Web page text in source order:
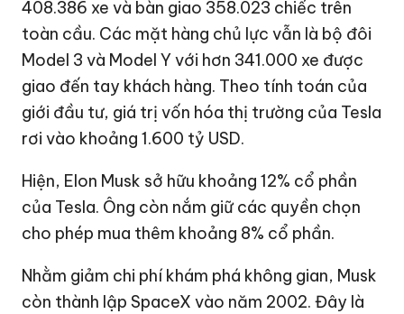
408.386 xe và bàn giao 358.023 chiếc trên
toàn cầu. Các mặt hàng chủ lực vẫn là bộ đôi
Model 3 và Model Y với hơn 341.000 xe được
giao đến tay khách hàng. Theo tính toán của
giới đầu tư, giá trị vốn hóa thị trường của Tesla
rơi vào khoảng1.600 tỷ USD.
Hiện, Elon Musk sở hữu khoảng 12% cổ phần
của Tesla. Ông còn nắm giữ các quyền chọn
cho phép mua thêm khoảng 8% cổ phần.
Nhằm giảm chi phí khám phá không gian, Musk
còn thành lập SpaceX vào năm 2002. Đây là